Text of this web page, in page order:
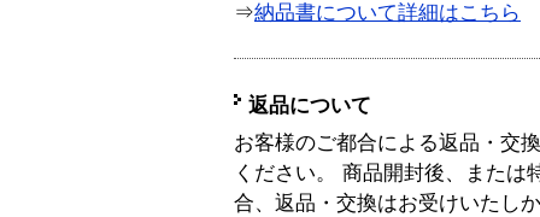
⇒納品書について詳細はこちら
返品について
お客様のご都合による返品・交
ください。 商品開封後、または
合、返品・交換はお受けいたし